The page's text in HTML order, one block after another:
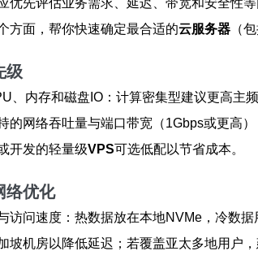
优先评估业务需求、延迟、带宽和安全性
方面，帮你快速确定最合适的云服务器 （
级
、内存和磁盘IO：计算密集型建议更高主
的网络吞吐量与端口带宽（1Gbps或更高
开发的轻量级VPS可选低配以节省成本。
络优化
访问速度：热数据放在本地NVMe，冷数
坡机房以降低延迟；若覆盖亚太多地用户